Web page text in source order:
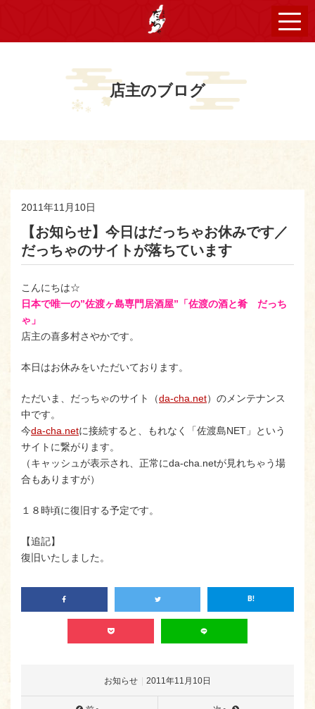
店主のブログ
2011年11月10日
【お知らせ】今日はだっちゃお休みです／
だっちゃのサイトが落ちています
こんにちは☆
日本で唯一の”佐渡ヶ島専門居酒屋”「佐渡の酒と肴 だっち
ゃ」
店主の喜多村さやかです。
本日はお休みをいただいております。
ただいま、だっちゃのサイト（da-cha.net）のメンテナンス
中です。
今da-cha.netに接続すると、もれなく「佐渡島NET」という
サイトに繋がります。
（キャッシュが表示され、正常にda-cha.netが見れちゃう場
合もありますが）
１８時頃に復旧する予定です。
【追記】
復旧いたしました。
お知らせ 2011年11月10日